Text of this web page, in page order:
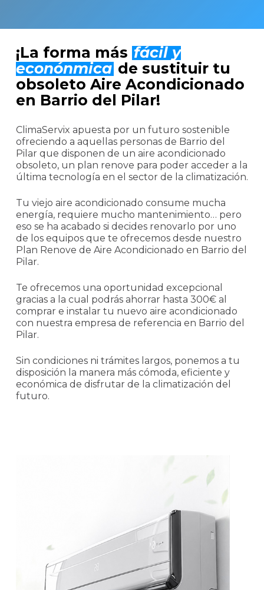
¡La forma más fácil y
econónmica de sustituir tu
obsoleto Aire Acondicionado
en Barrio del Pilar!
ClimaServix apuesta por un futuro sostenible
ofreciendo a aquellas personas de Barrio del
Pilar que disponen de un aire acondicionado
obsoleto, un plan renove para poder acceder a la
última tecnología en el sector de la climatización.
Tu viejo aire acondicionado consume mucha
energía, requiere mucho mantenimiento… pero
eso se ha acabado si decides renovarlo por uno
de los equipos que te ofrecemos desde nuestro
Plan Renove de Aire Acondicionado en Barrio del
Pilar.
Te ofrecemos una oportunidad excepcional
gracias a la cual podrás ahorrar hasta 300€ al
comprar e instalar tu nuevo aire acondicionado
con nuestra empresa de referencia en Barrio del
Pilar.
Sin condiciones ni trámites largos, ponemos a tu
disposición la manera más cómoda, eficiente y
económica de disfrutar de la climatización del
futuro.